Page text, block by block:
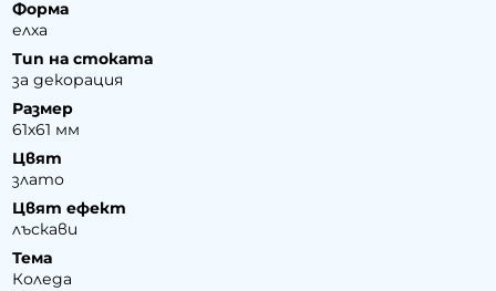
Форма
елха
Тип на стоката
за декорация
Размер
61х61 мм
Цвят
злато
Цвят ефект
лъскави
Тема
Коледа